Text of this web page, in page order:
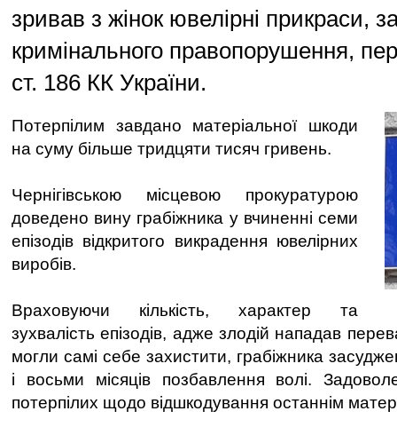
зривав з жінок ювелірні прикраси,
кримінального правопорушення,
ст. 186 КК України.
Потерпілим завдано матеріальної шкоди
на суму більше тридцяти тисяч гривень.
Чернігівською місцевою прокуратурою
доведено вину грабіжника у вчиненні семи
епізодів відкритого викрадення ювелірних
виробів.
Враховуючи кількість, характер та
зухвалість епізодів, адже злодій нападав
могли самі себе захистити, грабіжника
і восьми місяців позбавлення волі.
потерпілих щодо відшкодування останнім